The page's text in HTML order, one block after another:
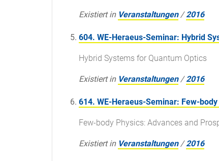
Existiert in Veranstaltungen /2016
604. WE-Heraeus-Seminar: Hybrid
Hybrid Systems for Quantum Optics
Existiert in Veranstaltungen /2016
614. WE-Heraeus-Seminar: Few-
Few-body Physics: Advances and
Existiert in Veranstaltungen /2016